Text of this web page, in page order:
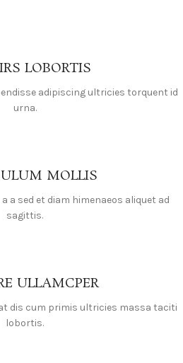
LOBORTIS
adipiscing ultricies torquent id
urna.
MOLLIS
a sed et diam himenaeos aliquet ad
sagittis.
ULLAMCPER
dis cum primis ultricies massa taciti
lobortis.